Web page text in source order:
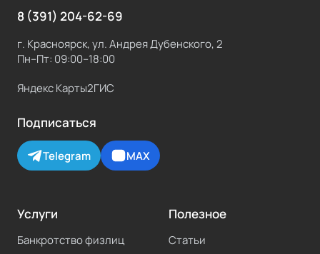
8 (391) 204-62-69
г. Красноярск, ул. Андрея Дубенского, 2
Пн–Пт: 09:00–18:00
Яндекс Карты2ГИС
Подписаться
Telegram MAX
Услуги
Банкротство физлиц
Полезное
Статьи